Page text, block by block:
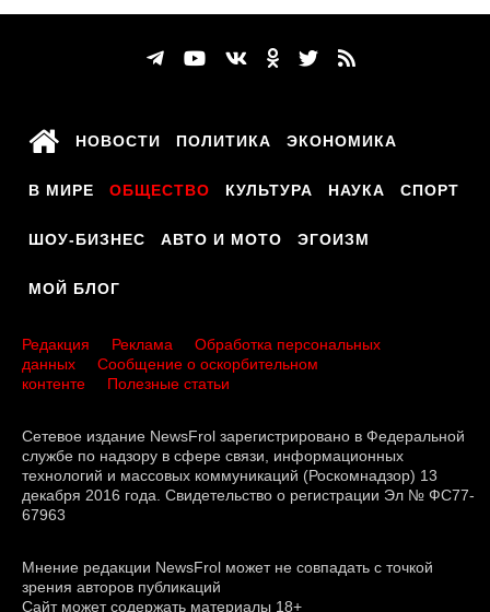
НОВОСТИ ПОЛИТИКА ЭКОНОМИКА
В МИРЕ ОБЩЕСТВО КУЛЬТУРА НАУКА СПОРТ
ШОУ-БИЗНЕС АВТО И МОТО ЭГОИЗМ
МОЙ БЛОГ
Редакция Реклама
Обработка персональных
данных
Сообщение о оскорбительном
контенте
Полезные статьи
Сетевое издание NewsFrol зарегистрировано в Федеральной
службе по надзору в сфере связи, информационных
технологий и массовых коммуникаций (Роскомнадзор) 13
декабря 2016 года. Свидетельство о регистрации Эл № ФС77-
67963
Мнение редакции NewsFrol может не совпадать с точкой
зрения авторов публикаций
Сайт может содержать материалы 18+